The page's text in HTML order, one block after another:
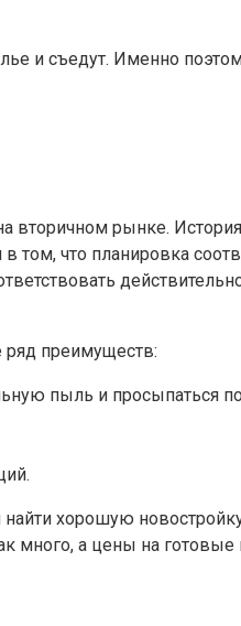
и съедут. Именно
вторичном рынке.
что планировка
ряд преимуществ:
пыль и просыпаться
хорошую
много, а цены на